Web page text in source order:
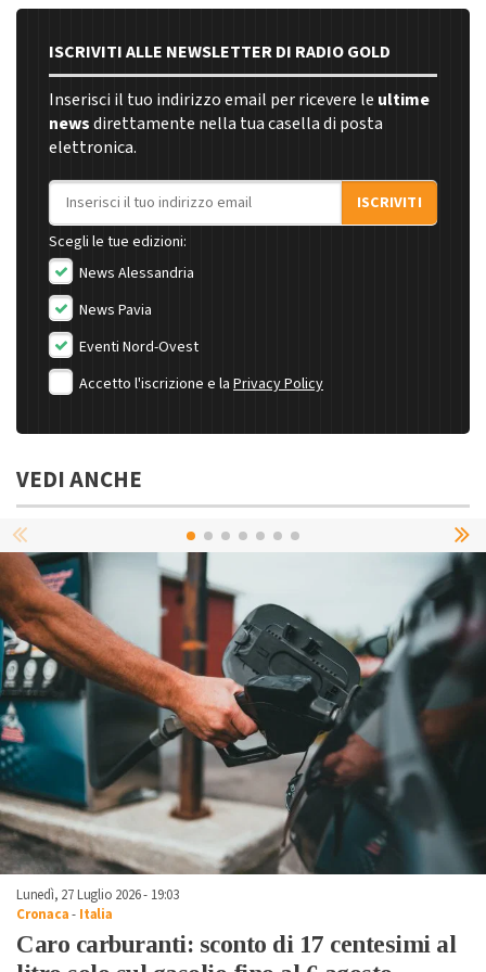
ISCRIVITI ALLE NEWSLETTER DI RADIO GOLD
Inserisci il tuo indirizzo email per ricevere le ultime
newsdirettamente nella tua casella di posta
elettronica.
Indirizzo email
ISCRIVITI
Scegli le tue edizioni:
News Alessandria
News Pavia
Eventi Nord-Ovest
Accetto l'iscrizione e la Privacy Policy
VEDI ANCHE
Lunedì, 27 Luglio 2026 - 19:03
Cronaca- Italia
Caro carburanti: sconto di 17 centesimi al